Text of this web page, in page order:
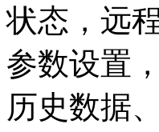
状态，远
参数设置
历史数据